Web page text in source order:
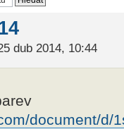
dub 2014, 10:44
document/d/